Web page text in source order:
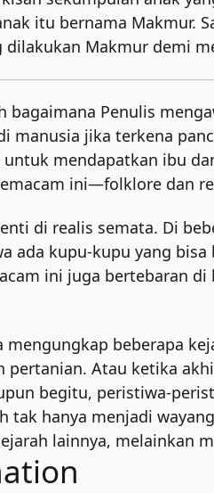
itu bernama Makmur.
dilakukan Makmur demi
bagaimana Penulis
manusia jika terkena
mendapatkan ibu
ini—folklore dan
di realis semata. Di
ada kupu-kupu yang
ini juga bertebaran
beberapa
pertanian. Atau ketika
begitu, peristiwa-
tak hanya menjadi
lainnya, melainkan